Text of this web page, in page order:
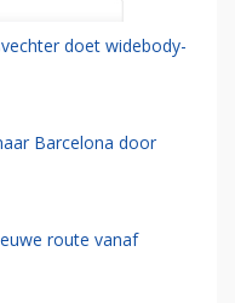
doet widebody-
Barcelona door
route vanaf